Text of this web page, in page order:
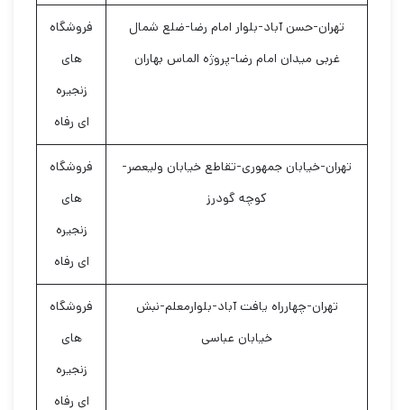
تهران-حسن آباد-بلوار امام رضا-ضلع شمال
غربی میدان امام رضا-پروژه الماس بهاران
فروشگاه
های
زنجیره
ای رفاه
تهران-خیابان جمهوری-تقاطع خیابان ولیعصر-
کوچه گودرز
فروشگاه
های
زنجیره
ای رفاه
تهران-چهارراه یافت آباد-بلوارمعلم-نبش
خیابان عباسی
فروشگاه
های
زنجیره
ای رفاه